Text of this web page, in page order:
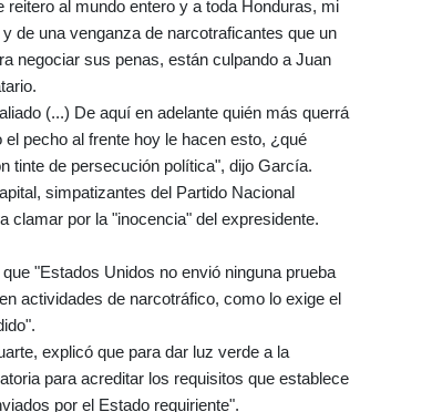
al mundo entero y a toda Honduras, mi
de una venganza de narcotraficantes que un
negociar sus penas, están culpando a Juan
(...) De aquí en adelante quién más querrá
pecho al frente hoy le hacen esto, ¿qué
tinte de persecución política", dijo García.
simpatizantes del Partido Nacional
clamar por la "inocencia" del expresidente.
"Estados Unidos no envió ninguna prueba
actividades de narcotráfico, como lo exige el
explicó que para dar luz verde a la
para acreditar los requisitos que establece
por el Estado requiriente".